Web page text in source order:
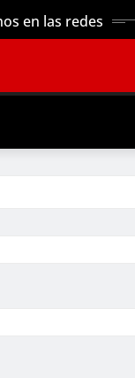
en las redes